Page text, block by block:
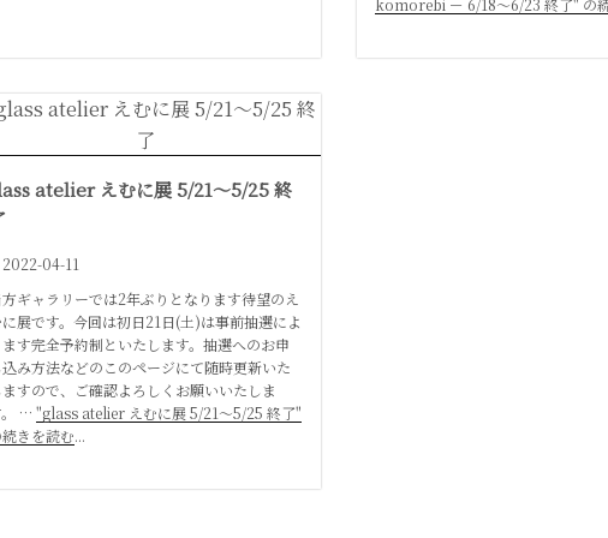
komorebi － 6/18〜6/23 終了" の
atelier えむに展 5/21〜5/25 終
2022-04-11
ギャラリーでは2年ぶりとなります待望のえ
に展です。今回は初日21日(土)は事前抽選によ
ます完全予約制といたします。抽選へのお申
込み方法などのこのページにて随時更新いた
ますので、ご確認よろしくお願いいたしま
… "glass atelier えむに展 5/21〜5/25 終了"
きを読む...